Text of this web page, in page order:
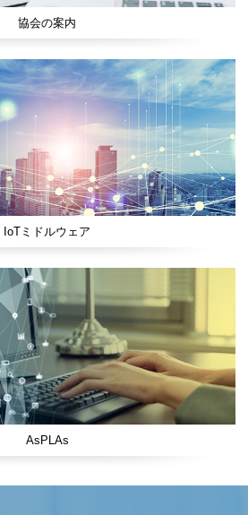
協会の案内
IoTミドルウェア
AsPLAs